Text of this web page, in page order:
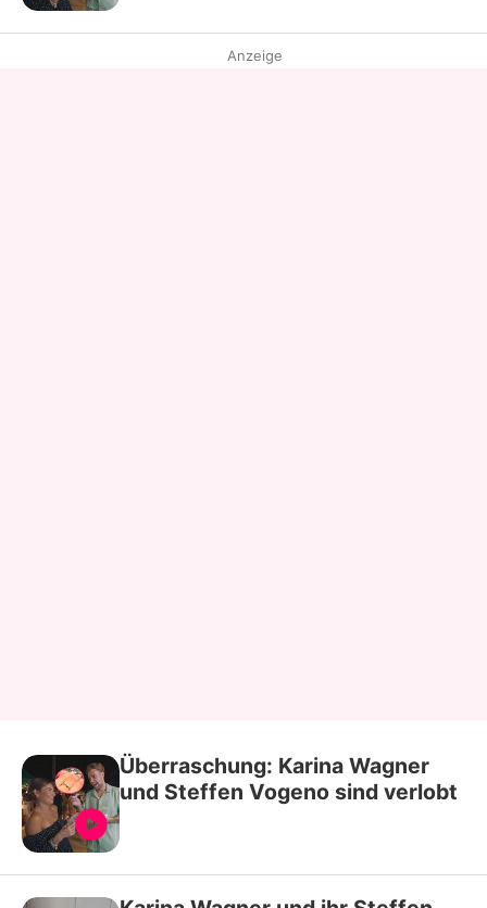
Anzeige
Überraschung: Karina Wagner
und Steffen Vogeno sind verlobt